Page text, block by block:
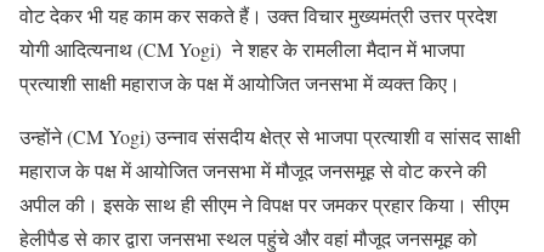
वोट देकर भी यह काम कर सकते हैं। उक्त विचार मुख्यमंत्री उत्तर प्रदेश
योगी आदित्यनाथ (CM Yogi) ने शहर के रामलीला मैदान में भाजपा
प्रत्याशी साक्षी महाराज के पक्ष में आयोजित जनसभा में व्यक्त किए।
उन्होंने (CM Yogi) उन्नाव संसदीय क्षेत्र से भाजपा प्रत्याशी व सांसद साक्षी
महाराज के पक्ष में आयोजित जनसभा में मौजूद जनसमूह से वोट करने की
अपील की। इसके साथ ही सीएम ने विपक्ष पर जमकर प्रहार किया। सीएम
हेलीपैड से कार द्वारा जनसभा स्थल पहुंचे और वहां मौजूद जनसमूह को